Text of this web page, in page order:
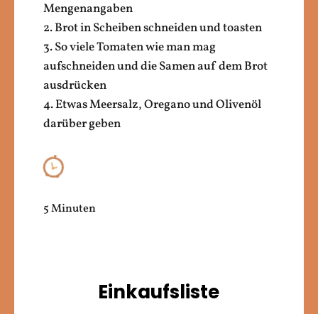
Mengenangaben
2. Brot in Scheiben schneiden und toasten
3. So viele Tomaten wie man mag
aufschneiden und die Samen auf dem Brot
ausdrücken
4. Etwas Meersalz, Oregano und Olivenöl
darüber geben
5 Minuten
Einkaufsliste